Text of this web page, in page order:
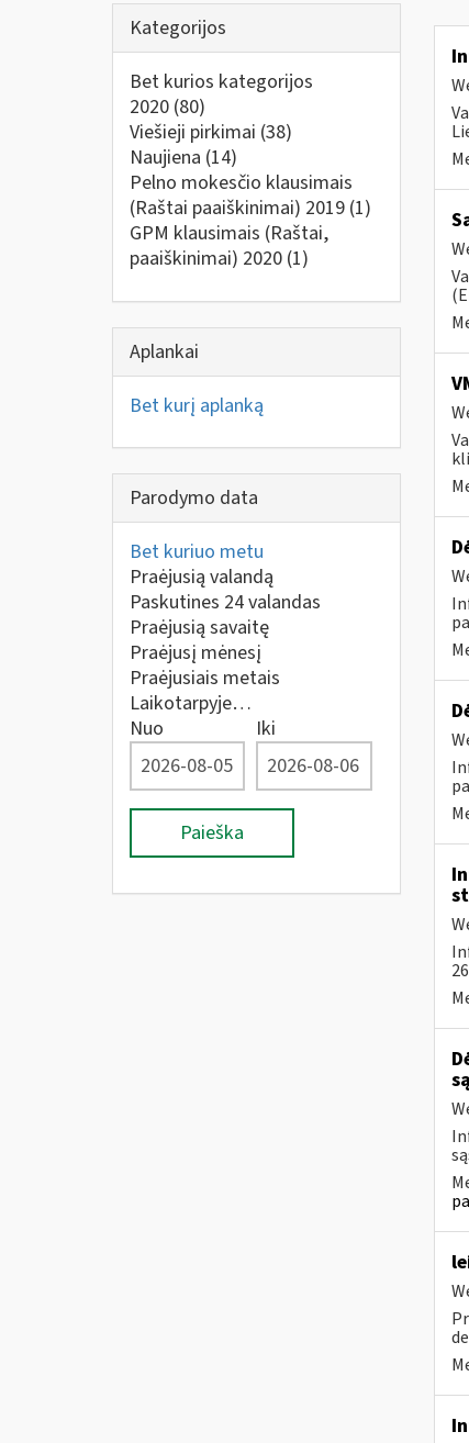
Kategorijos
Bet kurios kategorijos
2020 (80)
Viešieji pirkimai (38)
Naujiena (14)
Pelno mokesčio klausimais
(Raštai paaiškinimai) 2019 (1)
GPM klausimais (Raštai,
paaiškinimai) 2020 (1)
Aplankai
Bet kurį aplanką
Parodymo data
Bet kuriuo metu
Praėjusią valandą
Paskutines 24 valandas
Praėjusią savaitę
Praėjusį mėnesį
Praėjusiais metais
Laikotarpyje…
Nuo
Iki
Paieška